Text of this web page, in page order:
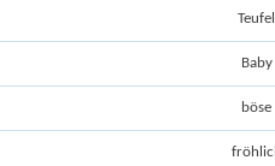
Teufel
Baby
böse